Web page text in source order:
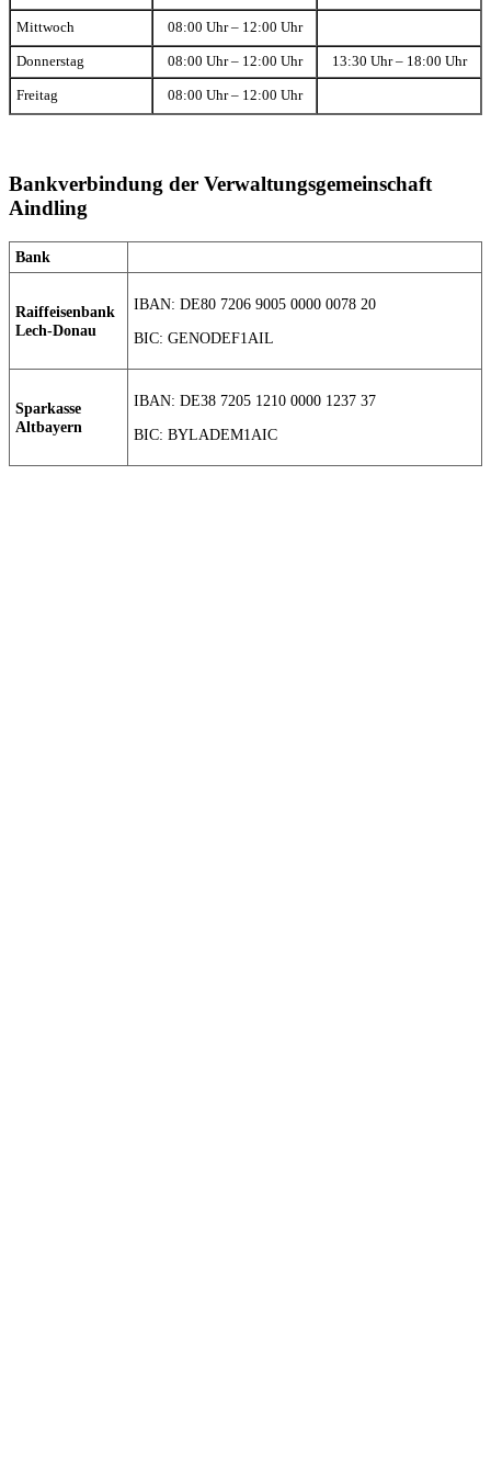
Mittwoch 08:00 Uhr – 12:00 Uhr
Donnerstag 08:00 Uhr – 12:00 Uhr 13:30 Uhr – 18:00 Uhr
Freitag 08:00 Uhr – 12:00 Uhr
Bankverbindung der Verwaltungsgemeinschaft
Aindling
Bank
Raiffeisenbank
Lech-Donau
IBAN: DE80 7206 9005 0000 0078 20
BIC: GENODEF1AIL
Sparkasse
Altbayern
IBAN: DE38 7205 1210 0000 1237 37
BIC: BYLADEM1AIC